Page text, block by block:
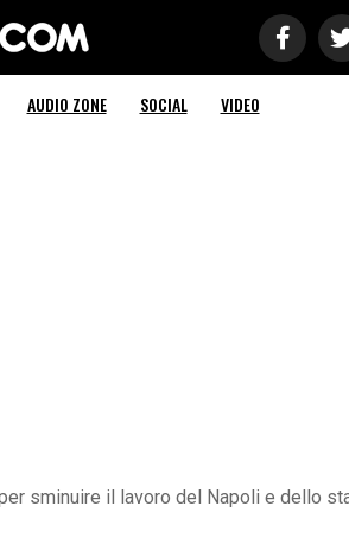
AUDIO ZONE SOCIAL VIDEO
sminuire il lavoro del Napoli e dello